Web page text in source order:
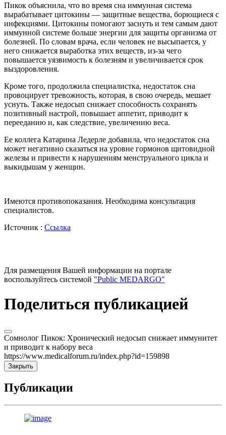
Пикок объяснила, что во время сна иммунная система
вырабатывает цитокины — защитные вещества, борющиеся с
инфекциями. Цитокины помогают заснуть и тем самым дают
иммунной системе больше энергии для защиты организма от
болезней. По словам врача, если человек не высыпается, у
него снижается выработка этих веществ, из-за чего
повышается уязвимость к болезням и увеличивается срок
выздоровления.
Кроме того, продолжила специалистка, недостаток сна
провоцирует тревожность, которая, в свою очередь, мешает
уснуть. Также недосып снижает способность сохранять
позитивный настрой, повышает аппетит, приводит к
перееданию и, как следствие, увеличению веса.
Ее коллега Катарина Ледерле добавила, что недостаток сна
может негативно сказаться на уровне гормонов щитовидной
железы и привести к нарушениям менструального цикла и
выкидышам у женщин.
Имеются противопоказания. Необходима консультация
специалистов.
Источник : Ссылка
Для размещения Вашей информации на портале
воспользуйтесь системой "Public MEDARGO"
Поделиться публикацией
Сомнолог Пикок: Хронический недосып снижает иммунитет
и приводит к набору веса
https://www.medicalforum.ru/index.php?id=159898
Закрыть
Публикации